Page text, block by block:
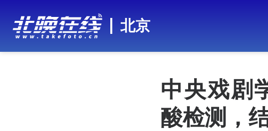
北京
中央戏剧
酸检测，